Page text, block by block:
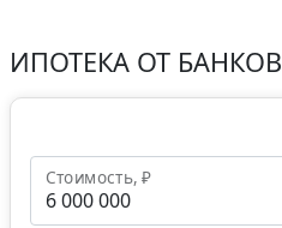
ИПОТЕКА ОТ БАНКОВ
Стоимость, ₽